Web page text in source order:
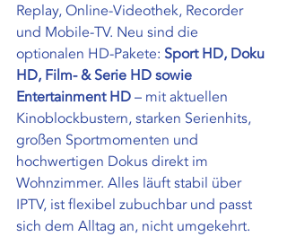
Replay, Online-Videothek, Recorder
und Mobile-TV. Neu sind die
optionalen HD-Pakete: Sport HD, Doku
HD, Film- & Serie HD sowie
Entertainment HD – mit aktuellen
Kinoblockbustern, starken Serienhits,
großen Sportmomenten und
hochwertigen Dokus direkt im
Wohnzimmer. Alles läuft stabil über
IPTV, ist flexibel zubuchbar und passt
sich dem Alltag an, nicht umgekehrt.